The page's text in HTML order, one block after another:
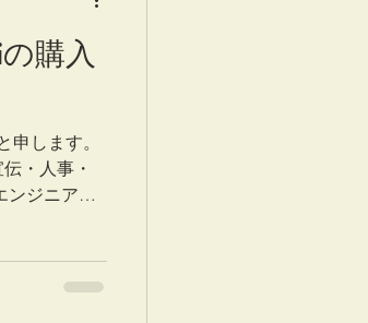
購入
申します。
・人事・
ンジニア・